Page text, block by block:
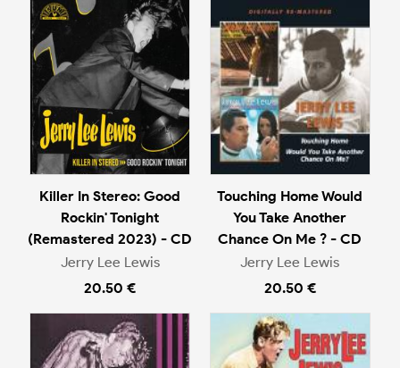
Killer In Stereo: Good
Rockin' Tonight
(Remastered 2023) - CD
Jerry Lee Lewis
20.50 €
Touching Home Would
You Take Another
Chance On Me ? - CD
Jerry Lee Lewis
20.50 €